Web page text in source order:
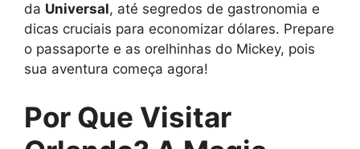
da Universal, até segredos de gastronomia e
dicas cruciais para economizar dólares. Prepare
o passaporte e as orelhinhas do Mickey, pois
sua aventura começa agora!
Por Que Visitar